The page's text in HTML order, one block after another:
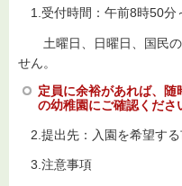
1.受付時間：午前8時50分
土曜日、日曜日、国民の
せん。
定員に余裕があれば、
の幼稚園にご確認くださ
2.提出先：入園を希望する
3.注意事項